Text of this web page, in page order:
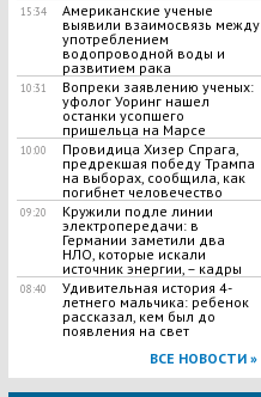
15:34
Американские ученые
выявили взаимосвязь между
употреблением
водопроводной воды и
развитием рака
10:31
Вопреки заявлению ученых:
уфолог Уоринг нашел
останки усопшего
пришельца на Марсе
10:00
Провидица Хизер Спрага,
предрекшая победу Трампа
на выборах, сообщила, как
погибнет человечество
09:20
Кружили подле линии
электропередачи: в
Германии заметили два
НЛО, которые искали
источник энергии, – кадры
08:40
Удивительная история 4-
летнего мальчика: ребенок
рассказал, кем был до
появления на свет
ВСЕ НОВОСТИ »